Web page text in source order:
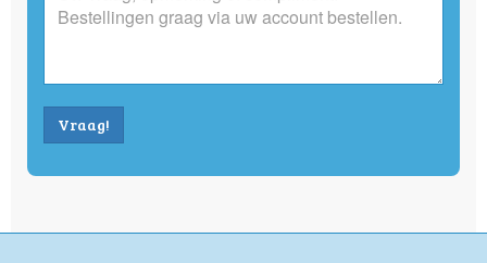
Vraag!